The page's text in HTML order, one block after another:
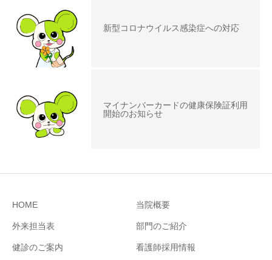
新型コロナウイルス感染症への対応
マイナンバーカードの健康保険証利用
開始のお知らせ
HOME 当院概要
外来担当表 部門のご紹介
健診のご案内 看護師採用情報